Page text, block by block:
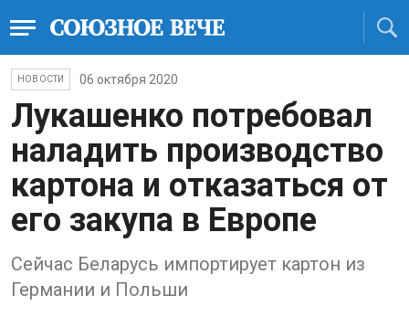
НОВОСТИ 06 октября 2020
Лукашенко потребовал
наладить производство
картона и отказаться от
его закупа в Европе
Сейчас Беларусь импортирует картон из
Германии и Польши